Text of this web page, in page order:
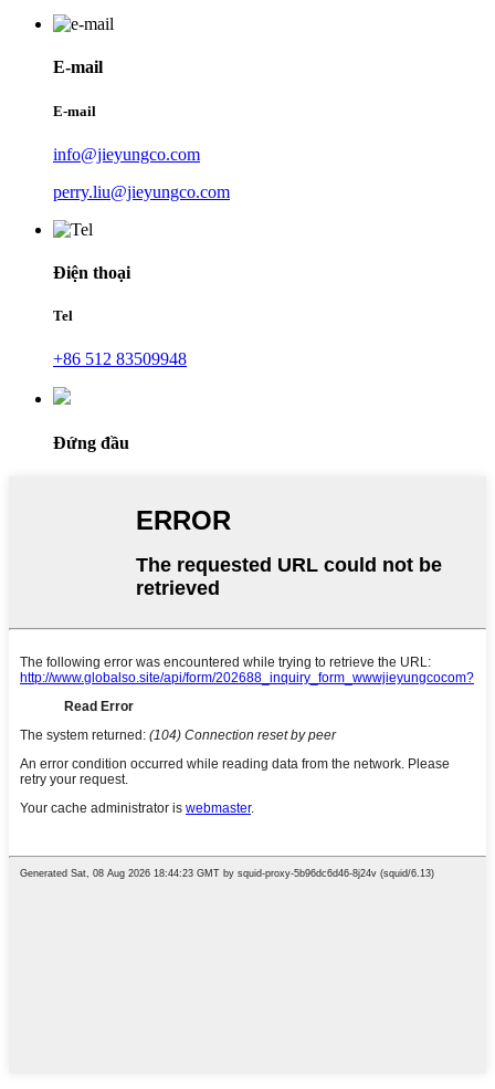
E-mail
E-mail
info@jieyungco.com
perry.liu@jieyungco.com
Điện thoại
Tel
+86 512 83509948
Đứng đầu